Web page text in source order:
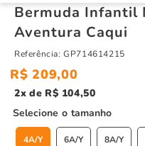
Bermuda Infantil
Aventura Caqui
Referência:GP714614215
R$ 209,00
2 R$ 104,50
tamanho
4A/Y 6A/Y 8A/Y